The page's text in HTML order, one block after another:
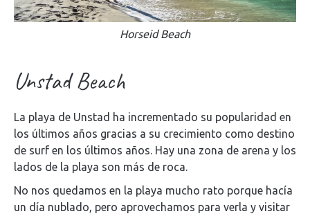
Horseid Beach
Unstad Beach
La playa de Unstad ha incrementado su popularidad en
los últimos años gracias a su crecimiento como destino
de surf en los últimos años. Hay una zona de arena y los
lados de la playa son más de roca.
No nos quedamos en la playa mucho rato porque hacía
un día nublado, pero aprovechamos para verla y visitar